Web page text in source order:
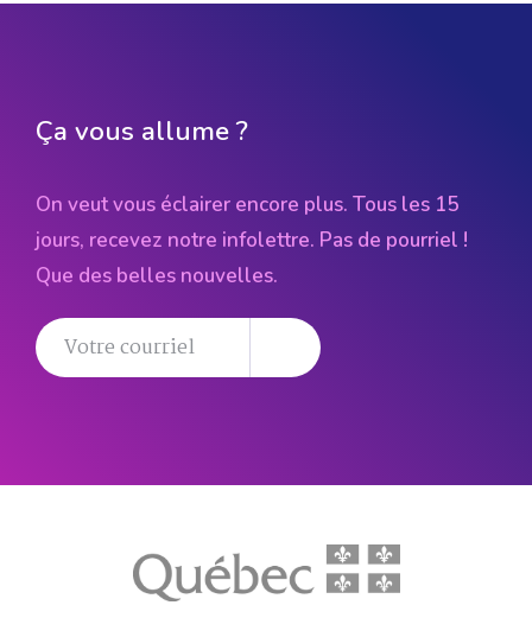
Ça vous allume ?
On veut vous éclairer encore plus. Tous les 15
jours, recevez notre infolettre. Pas de pourriel !
Que des belles nouvelles.